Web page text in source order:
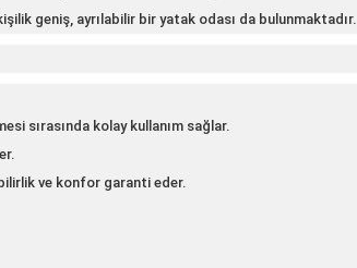
geniş, ayrılabilir bir yatak odası da bulunmaktadır.
sırasında kolay kullanım sağlar.
ve konfor garanti eder.